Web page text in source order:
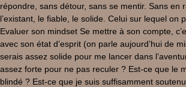
répondre, sans détour, sans se mentir. Sans en
l’existant, le fiable, le solide. Celui sur lequel on
Evaluer son mindset Se mettre à son compte,
avec son état d’esprit (on parle aujourd’hui de
serais assez solide pour me lancer dans
assez forte pour ne pas reculer ? Est-ce que le
blindé ? Est-ce que je suis suffisamment